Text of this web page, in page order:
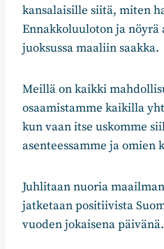
kansalaisille siitä, miten
Ennakkoluuloton ja nöyrä
juoksussa maaliin saakka.
Meillä on kaikki
osaamistamme kaikilla
kun vaan itse uskomme
asenteessamme ja omien
Juhlitaan nuoria
jatketaan positiivista
vuoden jokaisena päivänä.